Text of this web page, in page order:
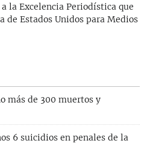
la Excelencia Periodística que
de Estados Unidos para Medios
más de 300 muertos y
6 suicidios en penales de la